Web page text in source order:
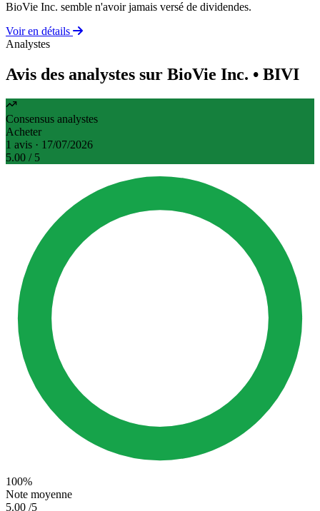
BioVie Inc. semble n'avoir jamais versé de dividendes.
Voir en détails
Analystes
Avis des analystes sur BioVie Inc. • BIVI
Consensus analystes
Acheter
1 avis · 17/07/2026
5.00 / 5
100%
Note moyenne
5.00 /5